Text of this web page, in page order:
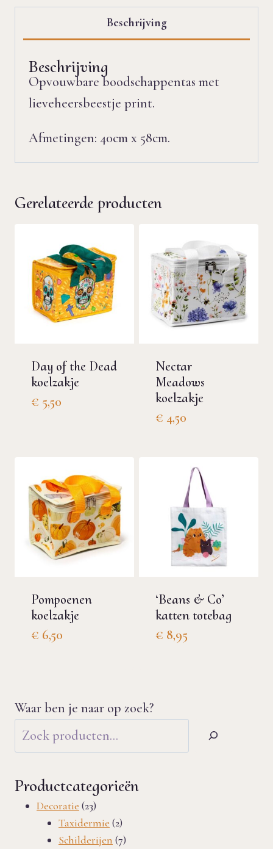
Beschrijving
Beschrijving
Opvouwbare boodschappentas met
lieveheersbeestje print.
Afmetingen: 40cm x 58cm.
Gerelateerde producten
Day of the Dead
koelzakje
€ 5,50
Nectar
Meadows
koelzakje
€ 4,50
Pompoenen
koelzakje
€ 6,50
‘Beans & Co’
katten totebag
€ 8,95
Waar ben je naar op zoek?
Productcategorieën
Decoratie 2323
producten
Taxidermie 22
producten
Schilderijen 77